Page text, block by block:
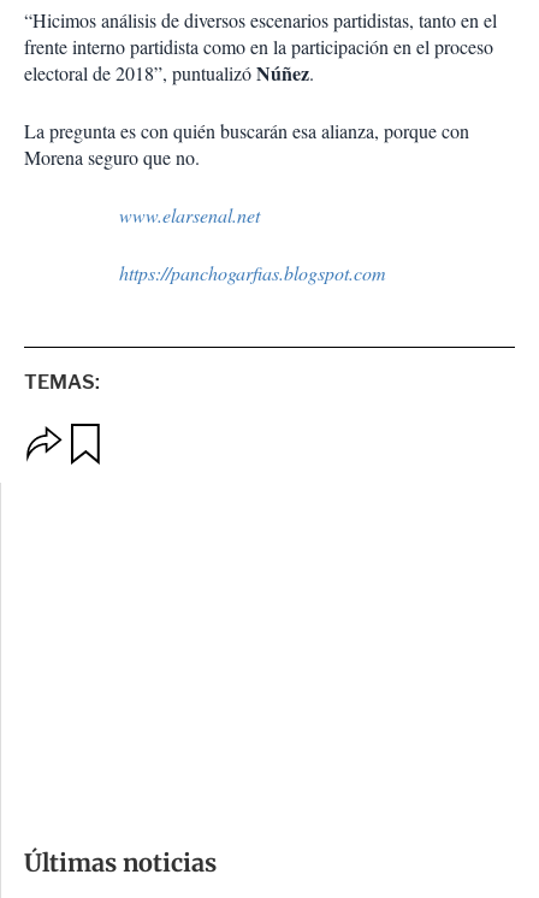
“Hicimos análisis de diversos escenarios partidistas, tanto en el
frente interno partidista como en la participación en el proceso
electoral de 2018”, puntualizóNúñez.
La pregunta es con quién buscarán esa alianza, porque con
Morena seguro que no.
www.elarsenal.net
https://panchogarfias.blogspot.com
TEMAS:
p
p
Últimas noticias